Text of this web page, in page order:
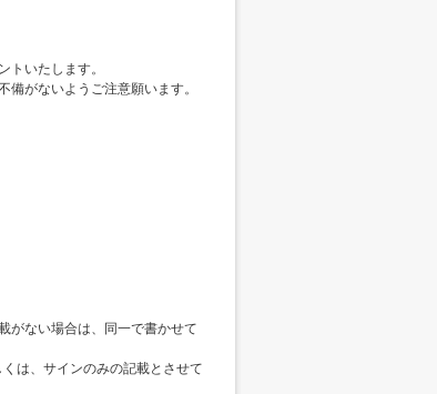
トいたします。
がないようご注意願います。
がない場合は、同一で書かせて
は、サインのみの記載とさせて